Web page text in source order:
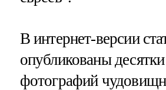
В интернет-версии
опубликованы десятки
фотографий